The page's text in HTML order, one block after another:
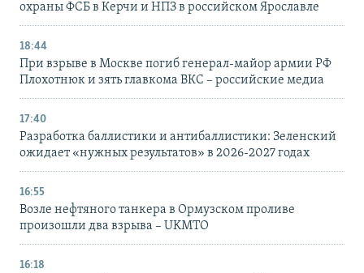
охраны ФСБ в Керчи и НПЗ в российском Ярославле
18:44
При взрыве в Москве погиб генерал-майор армии РФ
Плохотнюк и зять главкома ВКС – российские медиа
17:40
Разработка баллистики и антибаллистики: Зеленский
ожидает «нужных результатов» в 2026-2027 годах
16:55
Возле нефтяного танкера в Ормузском проливе
произошли два взрыва – UKMTO
16:18